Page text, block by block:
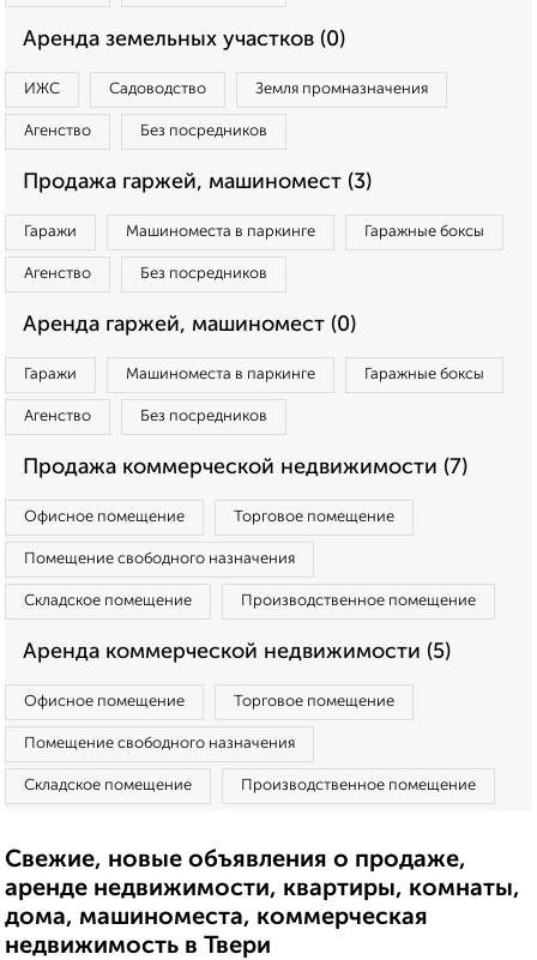
Аренда земельных участков (0)
ИЖС Садоводство Земля промназначения
Агенство Без посредников
Продажа гаржей, машиномест (3)
Гаражи Машиноместа в паркинге Гаражные боксы
Агенство Без посредников
Аренда гаржей, машиномест (0)
Гаражи Машиноместа в паркинге Гаражные боксы
Агенство Без посредников
Продажа коммерческой недвижимости (7)
Офисное помещение Торговое помещение
Помещение свободного назначения
Складское помещение Производственное помещение
Аренда коммерческой недвижимости (5)
Офисное помещение Торговое помещение
Помещение свободного назначения
Складское помещение Производственное помещение
Свежие, новые объявления о продаже,
аренде недвижимости, квартиры, комнаты,
дома, машиноместа, коммерческая
недвижимость в Твери